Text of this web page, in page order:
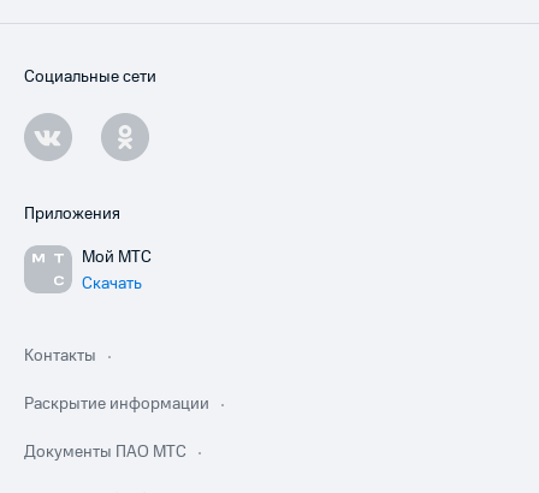
Социальные сети
Приложения
Мой МТС
Скачать
Контакты
Раскрытие информации
Документы ПАО МТС